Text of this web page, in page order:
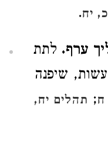
יח.
ערף. לתת
שיפנה
ח; תהלים יח,